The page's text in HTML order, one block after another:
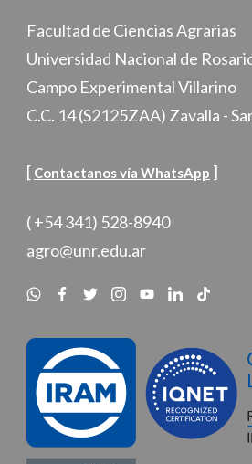
Facultad de Ciencias Agrarias
Universidad Nacional de
Campo Experimental Villarino
C.C. 14 (S2125ZAA) Zavalla -
[ Contactanos vía WhatsApp ]
( +54 341) 528-8940
agro@unr.edu.ar